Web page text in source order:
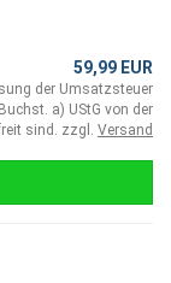
59,99 EUR
der Umsatzsteuer
a) UStG von der
sind. zzgl. Versand